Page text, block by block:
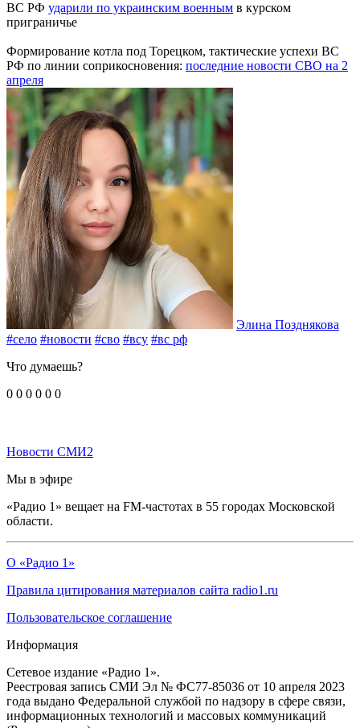
ВС РФ ударили по украинским военным в курском
приграничье
Формирование котла под Торецком, тактические успехи ВС
РФ по линии соприкосновения: последние новости СВО на 2
апреля
Элина Позднякова
#село #новости #сво #всу #вс рф
Что думаешь?
0 0 0 0 0 0
Новости СМИ2
Мы в эфире
«Радио 1» вещает на FM-частотах в 55 городах Московской
области.
О «Радио 1»
Правила цитирования материалов сайта radio1.ru
Пользовательское соглашение
Информация
Сетевое издание «Радио 1».
Реестровая запись СМИ Эл № ФС77-85036 от 10 апреля 2023
года выдано Федеральной службой по надзору в сфере связи,
информационных технологий и массовых коммуникаций